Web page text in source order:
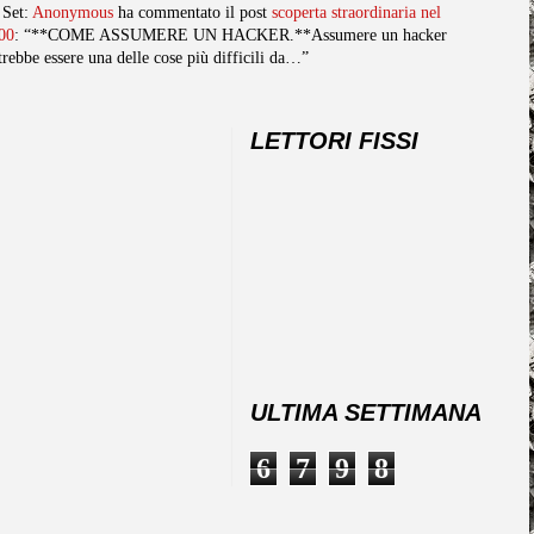
Anonymous ha commentato il post scoperta straordinaria nel
: “**COME ASSUMERE UN HACKER.**Assumere un hacker
essere una delle cose più difficili da…”
LETTORI FISSI
ULTIMA SETTIMANA
6 7 9 8